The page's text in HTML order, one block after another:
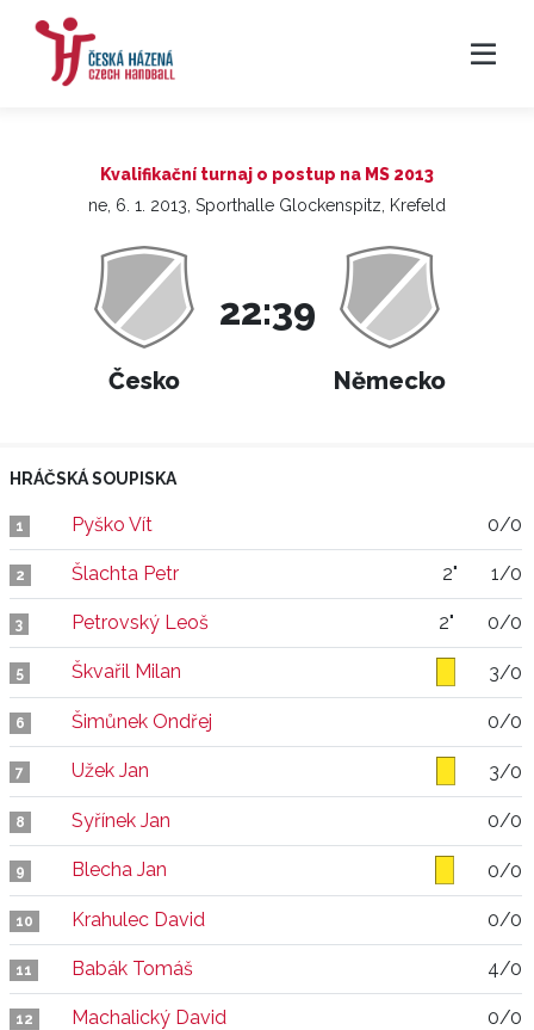
Kvalifikační turnaj o postup na MS 2013
ne, 6. 1. 2013, Sporthalle Glockenspitz, Krefeld
Česko
22:39
Německo
HRÁČSKÁ SOUPISKA
1 Pyško Vít 0/0
2 Šlachta Petr 2" 1/0
3 Petrovský Leoš 2" 0/0
5 Škvařil Milan 3/0
6 Šimůnek Ondřej 0/0
7 Užek Jan 3/0
8 Syřínek Jan 0/0
9 Blecha Jan 0/0
10 Krahulec David 0/0
11 Babák Tomáš 4/0
12 Machalický David 0/0